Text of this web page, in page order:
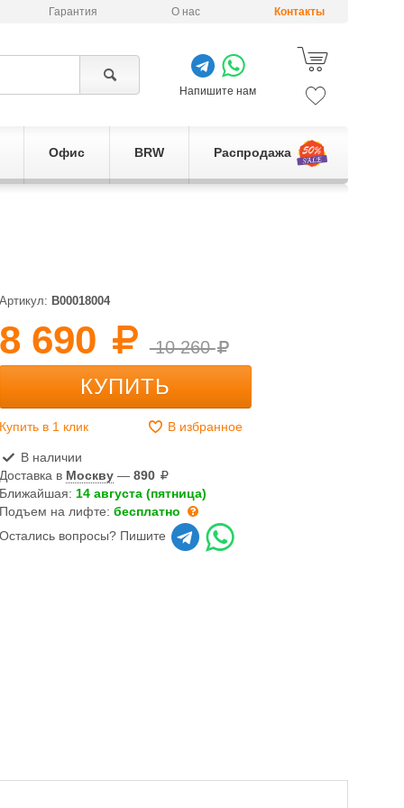
Гарантия О нас Контакты
Напишите нам
Офис BRW Распродажа
Артикул: B00018004
8 690 10 260
КУПИТЬ
Купить в 1 клик В избранное
В наличии
Доставка в Москву —890
Ближайшая: 14 августа (пятница)
Подъем на лифте:бесплатно
Остались вопросы? Пишите